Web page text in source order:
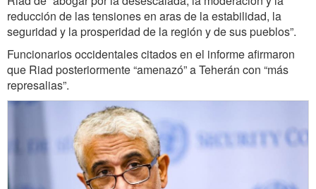
reducción de las tensiones en aras de la estabilidad, la
seguridad y la prosperidad de la región y de sus pueblos”.
Funcionarios occidentales citados en el informe afirmaron
que Riad posteriormente “amenazó” a Teherán con “más
represalias”.